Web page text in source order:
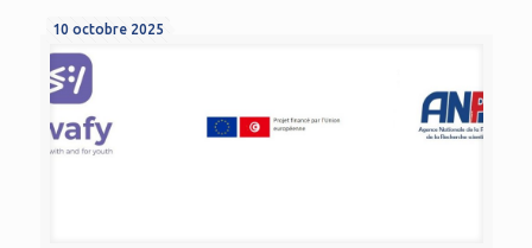
10 octobre 2025